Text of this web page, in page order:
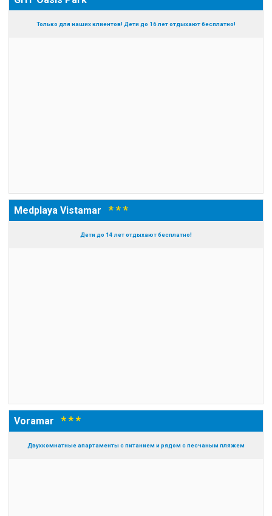
Только для наших клиентов! Дети до 16 лет отдыхают бесплатно!
Medplaya Vistamar* * *
Дети до 14 лет отдыхают бесплатно!
Voramar* * *
Двухкомнатные апартаменты с питанием и рядом с песчаным пляжем